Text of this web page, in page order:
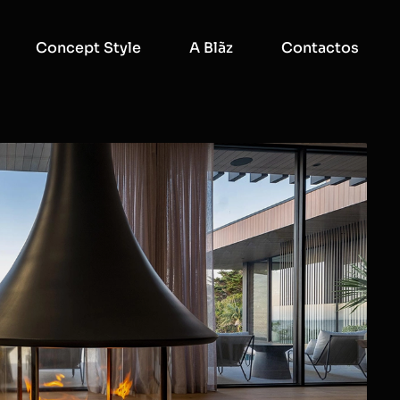
Concept Style A Blãz Contactos